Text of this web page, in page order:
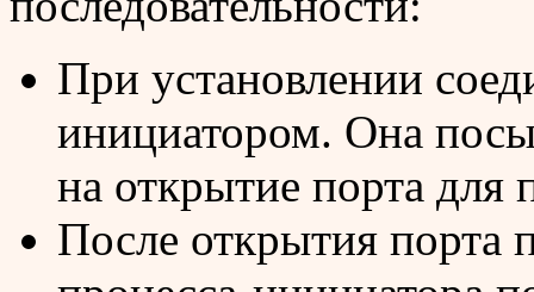
При установлении
инициатором. Она
на открытие порта для
После открытия порта